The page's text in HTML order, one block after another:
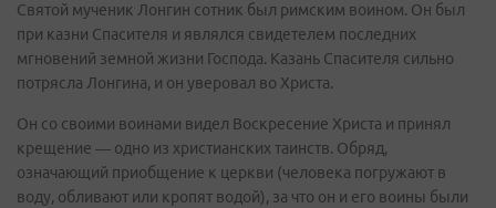
Святой мученик Лонгин сотник был римским воином. Он был
при казни Спасителя и являлся свидетелем последних
мгновений земной жизни Господа. Казань Спасителя сильно
потрясла Лонгина, и он уверовал во Христа.
Он со своими воинами видел Воскресение Христа и принял
крещение — одно из христианских таинств. Обряд,
означающий приобщение к церкви (человека погружают в
воду, обливают или кропят водой), за что он и его воины были